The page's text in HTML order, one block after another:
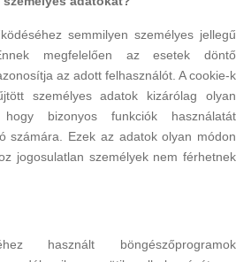
semmilyen személyes jellegű
megfelelően az esetek döntő
az adott felhasználót. A cookie-k
személyes adatok kizárólag olyan
bizonyos funkciók használatát
számára. Ezek az adatok olyan módon
jogosulatlan személyek nem férhetnek
használt böngészőprogramok